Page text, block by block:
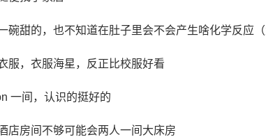
碗甜的，也不知道在肚子里会不会产生啥化学反应
服，衣服海星，反正比校服好看
一间，认识的挺好的
店房间不够可能会两人一间大床房